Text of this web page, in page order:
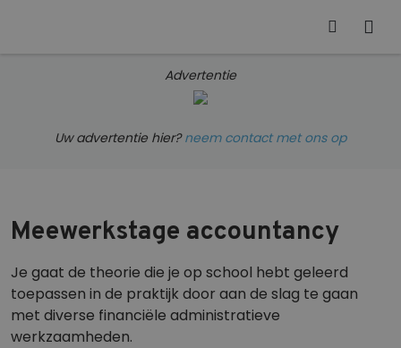
Advertentie
Uw advertentie hier?neem contact met ons op
Meewerkstage accountancy
Je gaat de theorie die je op school hebt geleerd
toepassen in de praktijk door aan de slag te gaan
met diverse financiële administratieve
werkzaamheden.